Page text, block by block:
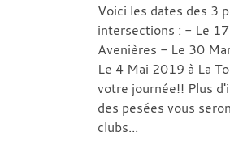
Voici les dates des 3
intersections : - Le
Avenières - Le 30
Le 4 Mai 2019 à La
votre journée!! Plus
des pesées vous
clubs...